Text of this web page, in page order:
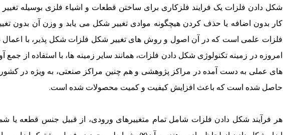
شکل دادن فلزات یک فرایند فلزکاری برای ساختن قطعات و اشیاء فلزی بوسیله
کار بدون اضافه یا حذف کردن هیچگونه موادی تغییر شکل می یابد و وزن آن بدون
فلزات علمی است که در آن اصول و روش های تغییر شکل فلزات شکل پذیر، با اعمال
امروزه در زمینه تکنولوژی شکل دادن فلزات، همانند سایر زمینه ها، با استفاده از
های عملی به دست آمده در مراکز پژوهشی و هم چنین مراکز صنعتی، به ویژه در
حاصل شده است که باعث افزایش کیفیت و کمیت محصولات شده است.